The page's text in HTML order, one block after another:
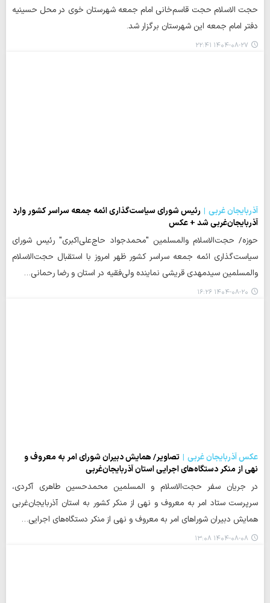
حجت الاسلام حجت قاسم‌خانی امام جمعه شهرستان خوی در محل حسینیه
دفتر امام جمعه این شهرستان برگزار شد.
۱۴۰۴-۰۸-۲۷ ۲۲:۴۱
آذربایجان غربی
رئیس شورای سیاست‌گذاری ائمه جمعه سراسر کشور وارد
آذربایجان‌غربی شد + عکس
حوزه/ حجت‌الاسلام والمسلمین "محمدجواد حاج‌علی‌اکبری" رئیس شورای
سیاست‌گذاری ائمه جمعه سراسر کشور ظهر امروز با استقبال حجت‌الاسلام
والمسلمین سیدمهدی قریشی نماینده ولی‌فقیه در استان و رضا رحمانی…
۱۴۰۴-۰۸-۲۰ ۱۶:۲۶
عکس آذربایجان غربی
تصاویر/ همایش دبیران شورای امر به معروف و
نهی از منکر دستگاه‌های اجرایی استان آذربایجان‌غربی
در جریان سفر حجت‌الاسلام و المسلمین محمدحسین طاهری آکردی،
سرپرست ستاد امر به معروف و نهی از منکر کشور به استان آذربایجان‌غربی
همایش دبیران شوراهای امر به معروف و نهی از منکر دستگاه‌های اجرایی…
۱۴۰۴-۰۸-۰۸ ۱۳:۰۸